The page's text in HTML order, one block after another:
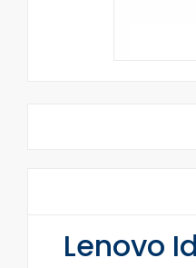
Lenovo